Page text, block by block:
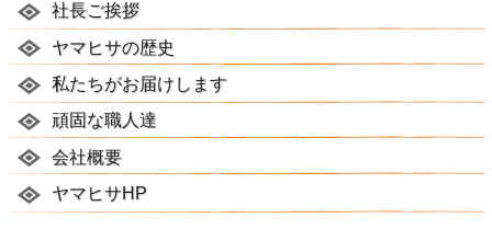
社長ご挨拶
ヤマヒサの歴史
私たちがお届けします
頑固な職人達
会社概要
ヤマヒサHP